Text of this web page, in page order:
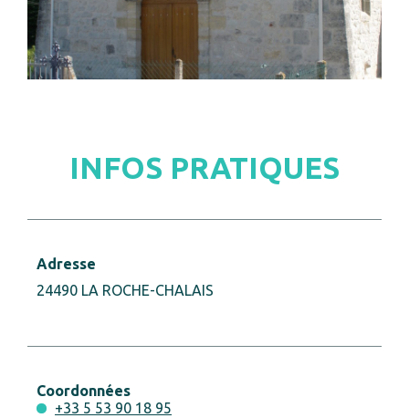
INFOS PRATIQUES
Adresse
24490 LA ROCHE-CHALAIS
Coordonnées
+33 5 53 90 18 95